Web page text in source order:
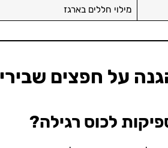
מילוי חללים בארגז
על חפצים
לכוס רגילה?